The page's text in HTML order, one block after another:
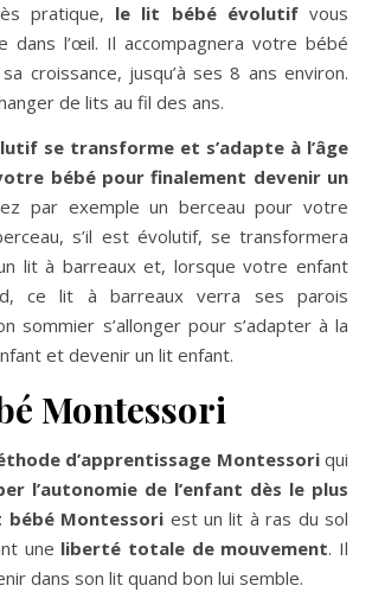
pratique, le lit bébé évolutifvous
dans l’œil. Il accompagnera votre bébé
croissance, jusqu’à ses 8 ans environ.
de lits au fil des ans.
se transforme et s’adapte à l’âge
bébé pour finalement devenir un
par exemple un berceau pour votre
s’il est évolutif, se transformera
lit à barreaux et, lorsque votre enfant
ce lit à barreaux verra ses parois
sommier s’allonger pour s’adapter à la
et devenir un lit enfant.
Montessori
d’apprentissage Montessoriqui
l’autonomie de l’enfant dès le plus
bébé Montessori est un lit à ras du sol
une liberté totale de mouvement. Il
dans son lit quand bon lui semble.